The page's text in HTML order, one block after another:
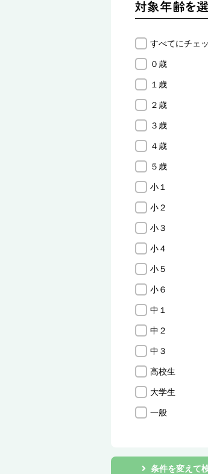
すべてにチェ
０歳
１歳
２歳
３歳
４歳
５歳
小１
小２
小３
小４
小５
小６
中１
中２
中３
高校生
大学生
一般
条件を変えて